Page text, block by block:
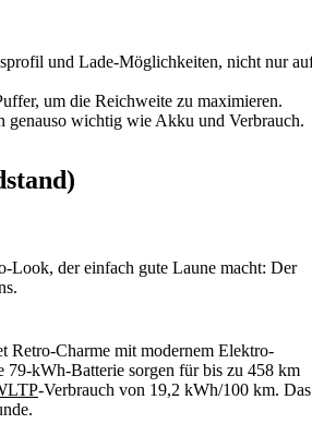
und Lade-Möglichkeiten, nicht nur
um die Reichweite zu maximieren.
genauso wichtig wie Akku und Verbrauch.
Look, der einfach gute Laune macht: Der
Retro-Charme mit modernem Elektro-
kWh-Batterie sorgen für bis zu 458 km
-Verbrauch von 19,2 kWh/100 km. Das